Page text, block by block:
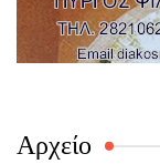
Αρχείο